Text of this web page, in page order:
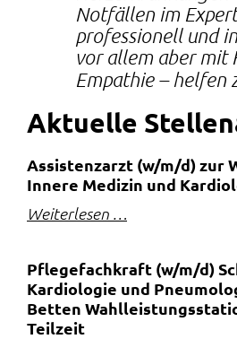
Notfällen im
professionell und
vor allem aber mit
Empathie – helfen
Aktuelle
Assistenzarzt (w/m/d) zur
Innere Medizin und
Weiterlesen …
Pflegefachkraft (w/m/d)
Kardiologie und
Betten
Teilzeit